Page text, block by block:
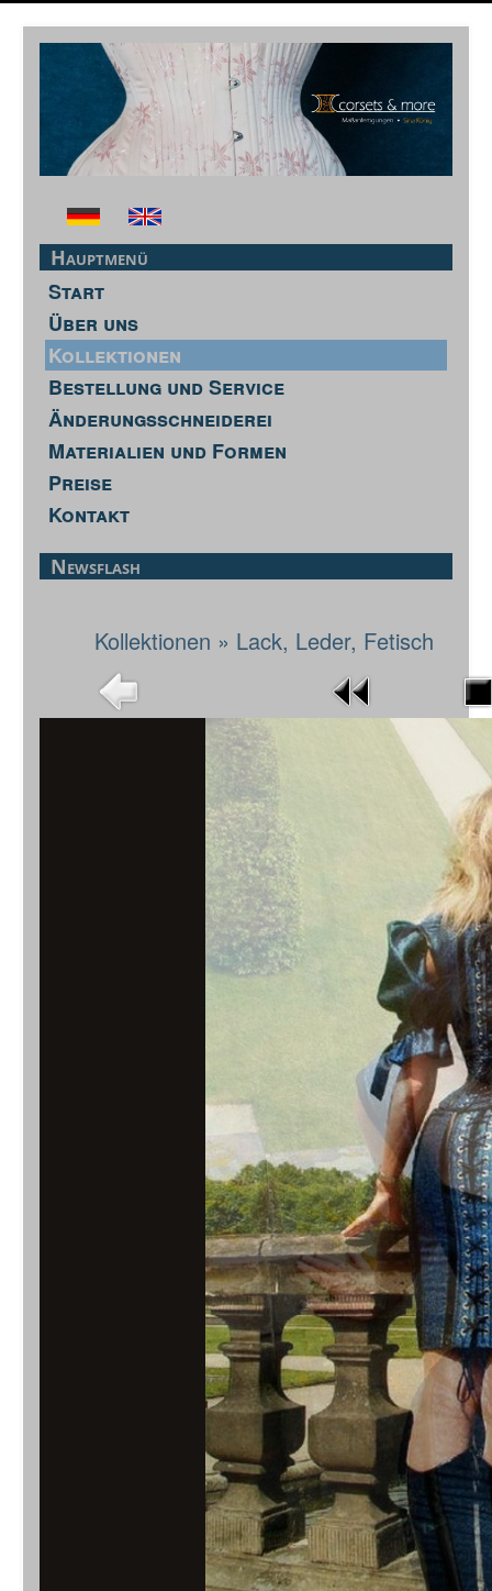
Hauptmenü
Start
Über uns
Kollektionen
Bestellung und Service
Änderungsschneiderei
Materialien und Formen
Preise
Kontakt
Newsflash
Kollektionen » Lack, Leder, Fetisch